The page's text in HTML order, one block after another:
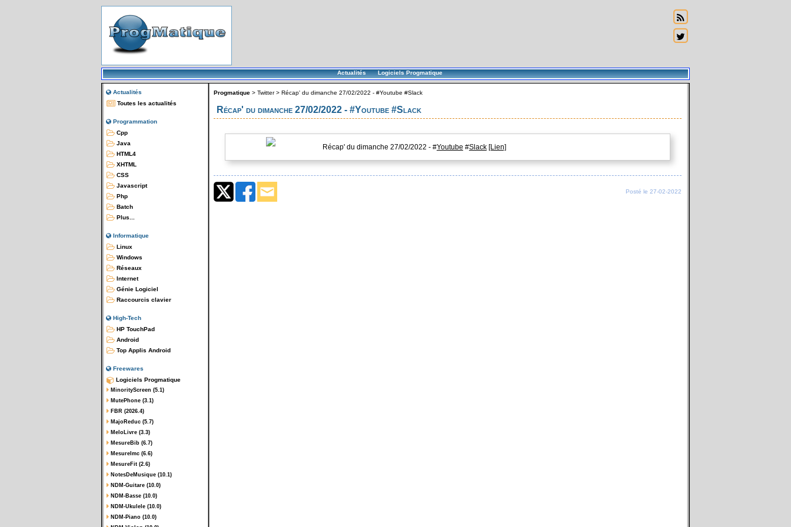
Actualités Logiciels Progmatique
Actualités
Toutes les actualités
Programmation
Cpp
Java
HTML4
XHTML
CSS
Javascript
Php
Batch
Plus...
Informatique
Linux
Windows
Réseaux
Internet
Génie Logiciel
Raccourcis clavier
High-Tech
HP TouchPad
Android
Top Applis Android
Freewares
Logiciels Progmatique
MinorityScreen (5.1)
MutePhone (3.1)
FBR (2026.4)
MajoReduc (5.7)
MeloLivre (3.3)
MesureBib (6.7)
MesureImc (6.6)
MesureFit (2.6)
NotesDeMusique (10.1)
NDM-Guitare (10.0)
NDM-Basse (10.0)
NDM-Ukulele (10.0)
NDM-Piano (10.0)
Progmatique > Twitter> Récap' du dimanche 27/02/2022 - #Youtube #Slack
Récap' du dimanche 27/02/2022 - #Youtube #Slack
Récap' du dimanche 27/02/2022 - #Youtube #Slack [Lien]
Posté le 27-02-2022